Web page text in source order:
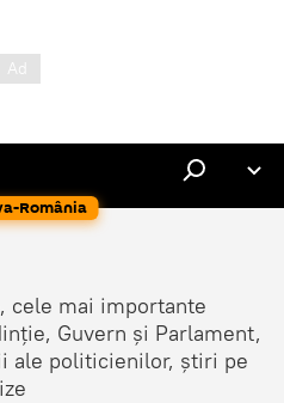
România
cele mai importante
Guvern și Parlament,
ale politicienilor, știri pe